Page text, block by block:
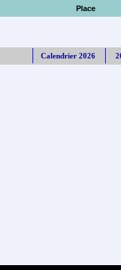
Place
Calendrier 2026